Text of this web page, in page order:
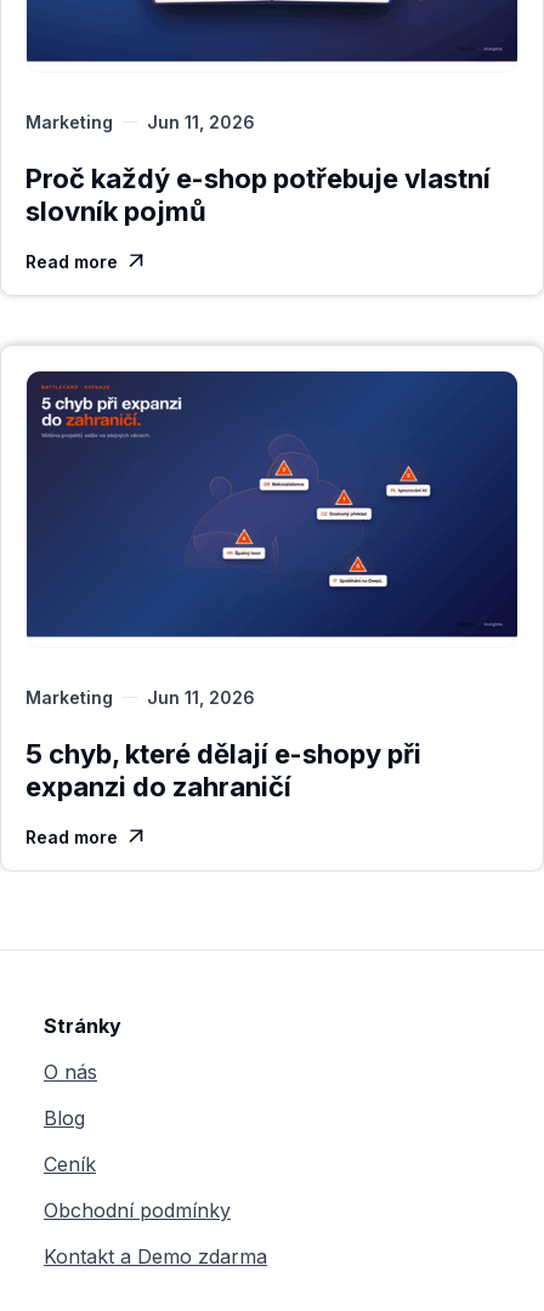
Marketing Jun 11, 2026
Proč každý e-shop potřebuje vlastní
slovník pojmů
Read more 
Marketing Jun 11, 2026
5 chyb, které dělají e-shopy při
expanzi do zahraničí
Read more 
Stránky
O nás
Blog
Ceník
Obchodní podmínky
Kontakt a Demo zdarma